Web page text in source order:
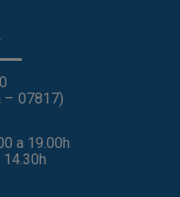
– 07817)
a 19.00h